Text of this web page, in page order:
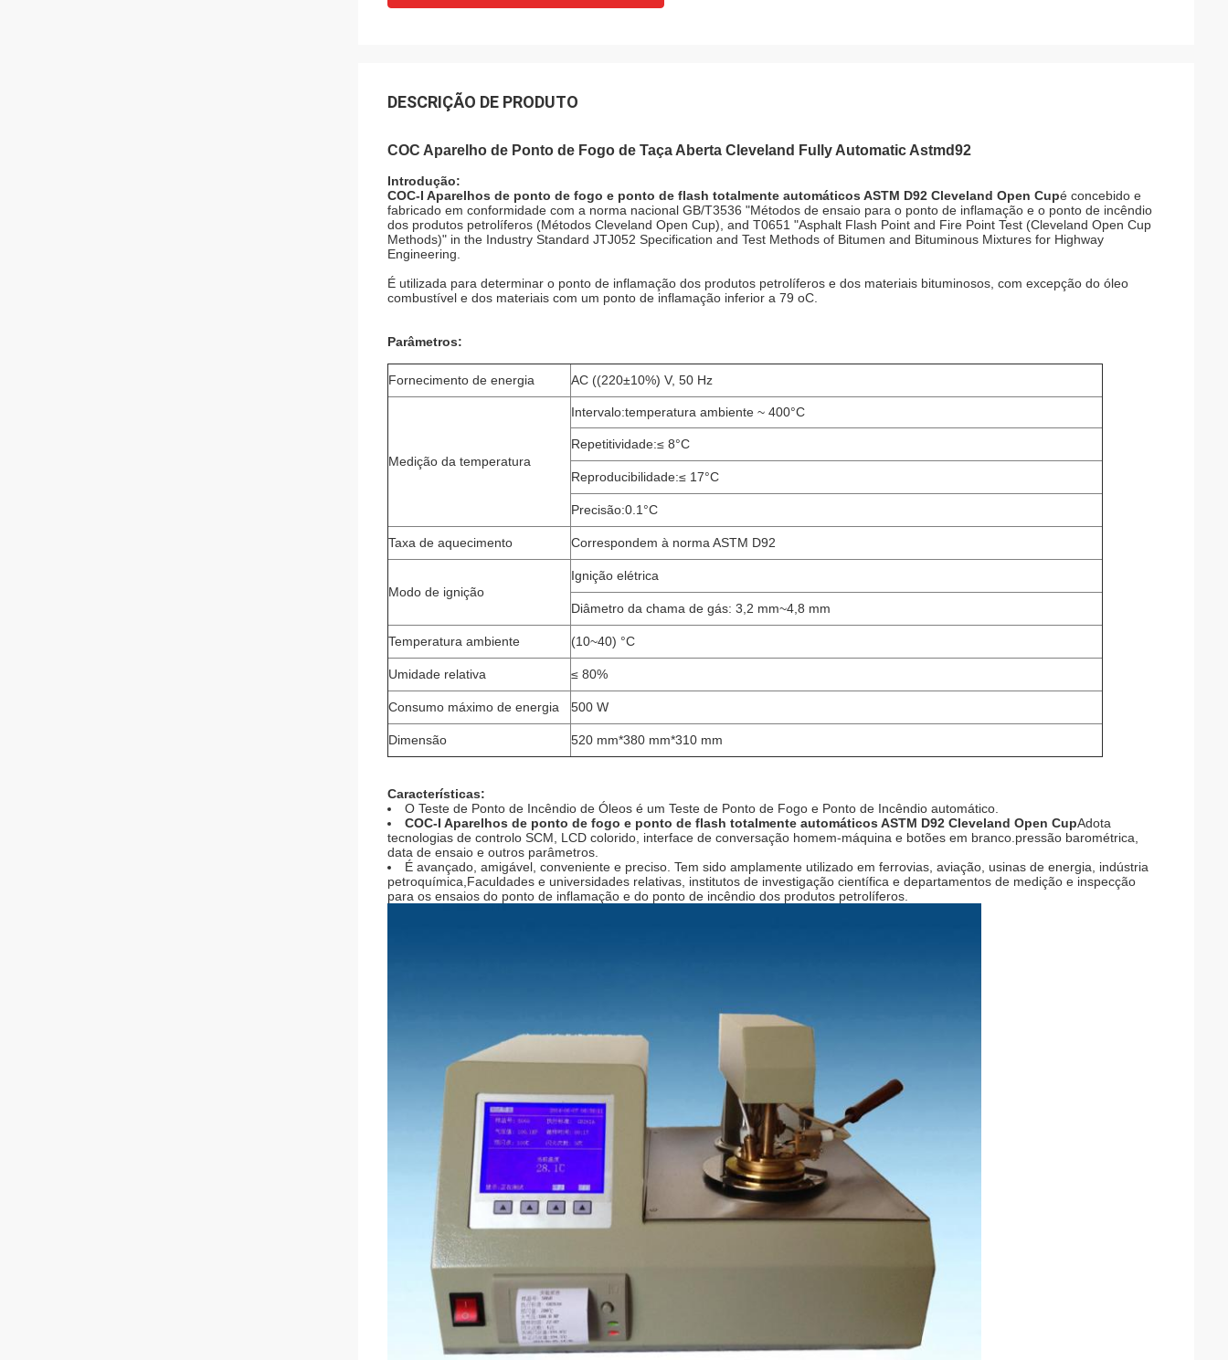
DESCRIÇÃO DE PRODUTO
COC Aparelho de Ponto de Fogo de Taça Aberta Cleveland Fully Automatic Astmd92
Introdução:
COC-I Aparelhos de ponto de fogo e ponto de flash totalmente automáticos ASTM D92 Cleveland Open Cupé concebido e
fabricado em conformidade com a norma nacional GB/T3536 "Métodos de ensaio para o ponto de inflamação e o ponto de incêndio
dos produtos petrolíferos (Métodos Cleveland Open Cup), and T0651 "Asphalt Flash Point and Fire Point Test (Cleveland Open Cup
Methods)" in the Industry Standard JTJ052 Specification and Test Methods of Bitumen and Bituminous Mixtures for Highway
Engineering.
É utilizada para determinar o ponto de inflamação dos produtos petrolíferos e dos materiais bituminosos, com excepção do óleo
combustível e dos materiais com um ponto de inflamação inferior a 79 oC.
Parâmetros:
Fornecimento de energia AC ((220±10%) V, 50 Hz
Medição da temperatura
Intervalo:temperatura ambiente ~ 400°C
Repetitividade:≤ 8°C
Reproducibilidade:≤ 17°C
Precisão:0.1°C
Taxa de aquecimento Correspondem à norma ASTM D92
Modo de ignição
Ignição elétrica
Diâmetro da chama de gás: 3,2 mm~4,8 mm
Temperatura ambiente (10~40) °C
Umidade relativa ≤ 80%
Consumo máximo de energia 500 W
Dimensão 520 mm*380 mm*310 mm
Características:
O Teste de Ponto de Incêndio de Óleos é um Teste de Ponto de Fogo e Ponto de Incêndio automático.
COC-I Aparelhos de ponto de fogo e ponto de flash totalmente automáticos ASTM D92 Cleveland Open CupAdota
tecnologias de controlo SCM, LCD colorido, interface de conversação homem-máquina e botões em branco.pressão barométrica,
data de ensaio e outros parâmetros.
É avançado, amigável, conveniente e preciso. Tem sido amplamente utilizado em ferrovias, aviação, usinas de energia, indústria
petroquímica,Faculdades e universidades relativas, institutos de investigação científica e departamentos de medição e inspecção
para os ensaios do ponto de inflamação e do ponto de incêndio dos produtos petrolíferos.